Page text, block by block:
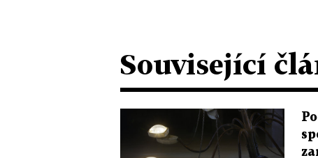
Související